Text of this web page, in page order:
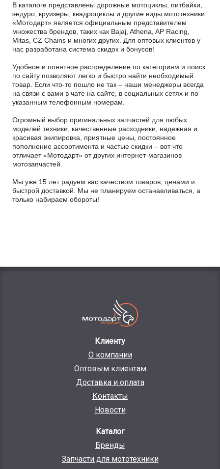
В каталоге представлены дорожные мотоциклы, питбайки,
эндуро, круизеры, квадроциклы и другие виды мототехники.
«Мотодарт» является официальным представителем
множества брендов, таких как Bajaj, Athena, AP Racing,
Mitas, CZ Chains и многих других. Для оптовых клиентов у
нас разработана система скидок и бонусов!
Удобное и понятное распределение по категориям и поиск
по сайту позволяют легко и быстро найти необходимый
товар. Если что-то пошло не так – наши менеджеры всегда
на связи с вами в чате на сайте, в социальных сетях и по
указанным телефонным номерам.
Огромный выбор оригинальных запчастей для любых
моделей техники, качественные расходники, надежная и
красивая экипировка, приятные цены, постоянное
пополнение ассортимента и частые скидки – вот что
отличает «Мотодарт» от других интернет-магазинов
мотозапчастей.
Мы уже 15 лет радуем вас качеством товаров, ценами и
быстрой доставкой. Мы не планируем останавливаться, а
только набираем обороты!
Клиенту
О компании
Оптовым клиентам
Доставка и оплата
Контакты
Новости
Каталог
Бренды
Запчасти для мототехники